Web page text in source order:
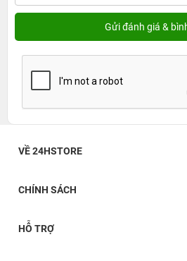
VỀ 24HSTORE
CHÍNH SÁCH
HỖ TRỢ